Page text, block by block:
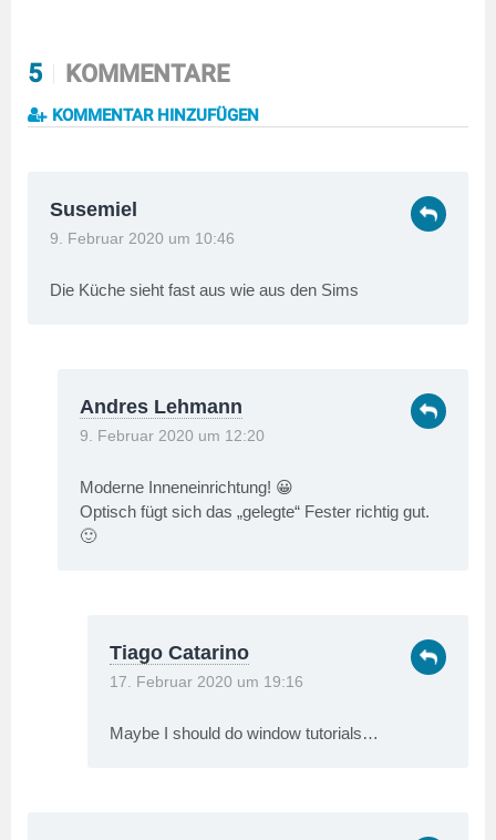
5 KOMMENTARE
KOMMENTAR HINZUFÜGEN
Susemiel
9. Februar 2020 um 10:46
Die Küche sieht fast aus wie aus den Sims
Andres Lehmann
9. Februar 2020 um 12:20
Moderne Inneneinrichtung! 😀
Optisch fügt sich das „gelegte“ Fester richtig gut.
🙂
Tiago Catarino
17. Februar 2020 um 19:16
Maybe I should do window tutorials…